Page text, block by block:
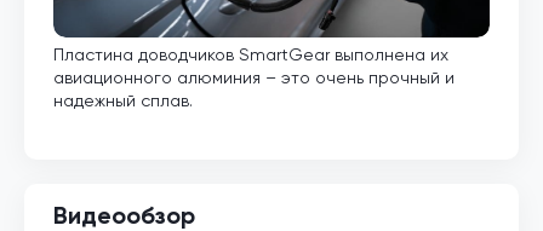
Пластина доводчиков SmartGear выполнена их
авиационного алюминия – это очень прочный и
надежный сплав.
Видеообзор